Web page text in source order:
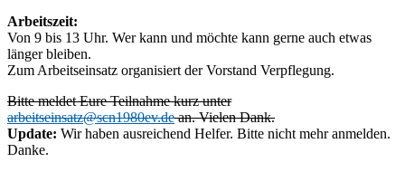
Arbeitszeit:
Von 9 bis 13 Uhr. Wer kann und möchte kann gerne auch etwas
länger bleiben.
Zum Arbeitseinsatz organisiert der Vorstand Verpflegung.
Bitte meldet Eure Teilnahme kurz unter
arbeitseinsatz@scn1980ev.dean. Vielen Dank.
Update: Wir haben ausreichend Helfer. Bitte nicht mehr anmelden.
Danke.